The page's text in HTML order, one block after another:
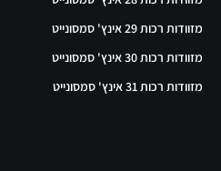
מזוודות רכות 29 אינץ' סמסונייט
מזוודות רכות 30 אינץ' סמסונייט
מזוודות רכות 31 אינץ' סמסונייט